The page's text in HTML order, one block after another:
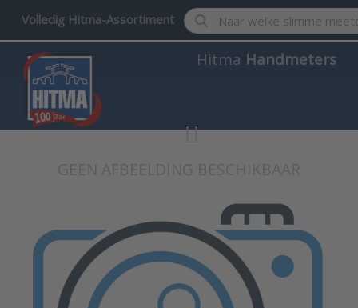
Volledig Hitma-Assortiment Enter a search term.
Hitma Handmeters